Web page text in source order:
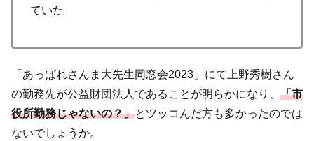
ていた
「あっぱれさんま大先生同窓会2023」にて上野秀樹さん
の勤務先が公益財団法人であることが明らかになり、 「市
役所勤務じゃないの？」とツッコんだ方も多かったのでは
ないでしょうか。